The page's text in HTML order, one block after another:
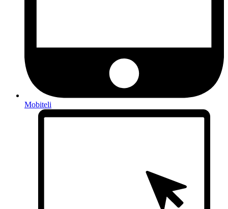
Mobiteli